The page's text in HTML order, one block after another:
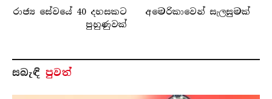
රාජ්‍ය සේවයේ 40 දහසකට
පුහුණුවක්
අමෙරිකාවෙන් සැලසුමක්
සබැ​ඳි පුවත්